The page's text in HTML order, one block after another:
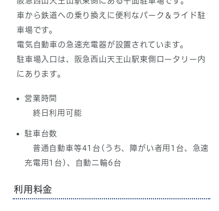
車から鉄道への乗り換えに便利なパーク＆ライド駐
車場です。
電気自動車の急速充電器が設置されています。
駐車場入口は、阪急西山天王山駅東側ロータリー内
にあります。
営業時間
終日利用可能
駐車台数
普通自動車等41台(うち、障がい者用1台、急速
充電用1台)、自動二輪6台
利用料金